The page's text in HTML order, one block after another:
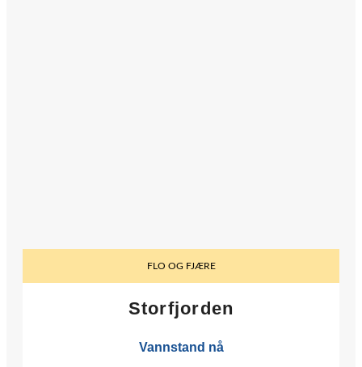
FLO OG FJÆRE